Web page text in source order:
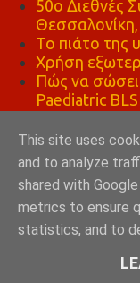
50ο Διεθνές
Θεσσαλονίκη,
Το πιάτο της
Χρήση
Πώς να
Paediatric BLS
ΨΗΣΤΑΡΙΑ
This site uses
and to analyze
shared with
metrics to ensure
statistics, and to